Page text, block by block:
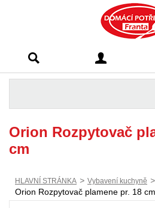
Franta -
Orion Rozpytovač
cm
HLAVNÍ STRÁNKA > Vybavení kuchyně >
Orion Rozpytovač plamene pr. 18 cm